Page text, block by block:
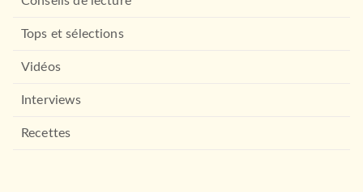
Tops et sélections
Vidéos
Interviews
Recettes